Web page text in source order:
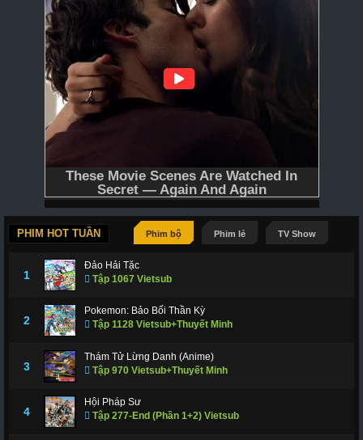
PHIM HOT TUẦN Phim bộ Phim lẻ TV Show
1
Đảo Hải Tặc
Tập 1067 Vietsub
2
Pokemon: Bảo Bối Thần Kỳ
Tập 1128 Vietsub+Thuyết Minh
3
Thám Tử Lừng Danh (Anime)
Tập 970 Vietsub+Thuyết Minh
4
Hội Pháp Sư
Tập 277-End (Phần 1+2) Vietsub